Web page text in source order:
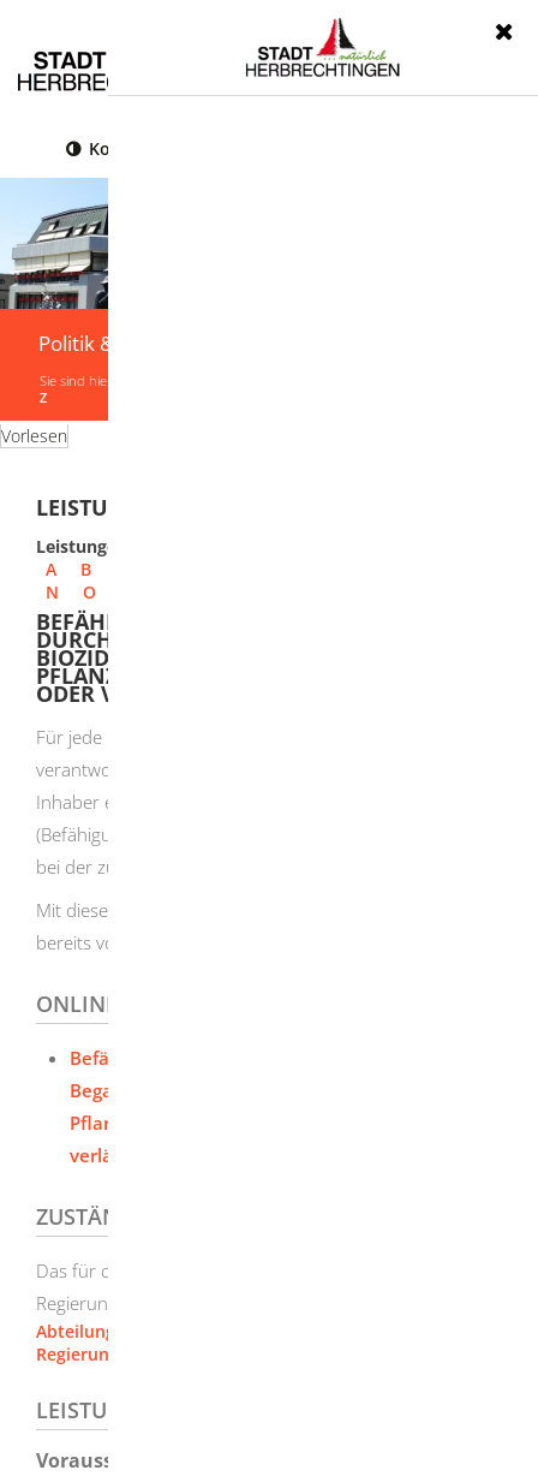
Kontrast
Politik & Verwaltung
Sie sind hier:
Z
Vorlesen
LEISTUNGEN VON A-Z
Leistungen
A
B
N
O
BEFÄHIGUNGSSCHEIN FÜR DIE
DURCHFÜHRUNG VON BEGASUNGEN MIT
BIOZID-PRODUKTEN ODER
PFLANZENSCHUTZMITTELN BEANTRAGEN
ODER VERLÄNGERN
Für jede Begasung hat der Arbeitgeber eine
verantwortliche Person zu bestellen. Diese Person muss
Inhaber eines Befähigungsscheins sein
(Befähigungsscheininhaber). Der Befähigungsschein kann
bei der zuständigen Behörde beantragt werden.
Mit diesem Antrag ist außerdem die Verlängerung eines
bereits vorhandenen Befähigungsscheins möglich.
ONLINEANTRAG UND FORMULARE
Befähigungsschein für die Durchführung von
Begasungen mit Biozid-Produkten oder
Pflanzenschutzmitteln beantragen oder
verlängern
ZUSTÄNDIGE STELLE
Das für den Sitz des Unternehmens örtlich zuständige
Regierungspräsidium.
Abteilung 5, Umwelt [Regierungspräsidium Freiburg]
Regierungspräsidium Stuttgart
LEISTUNGSDETAILS
Voraussetzungen